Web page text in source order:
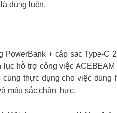
dùng luôn.
+ cáp sạc Type-C
hỗ trợ công việc
thực dụng cho việc dùng
màu sắc chân thực.